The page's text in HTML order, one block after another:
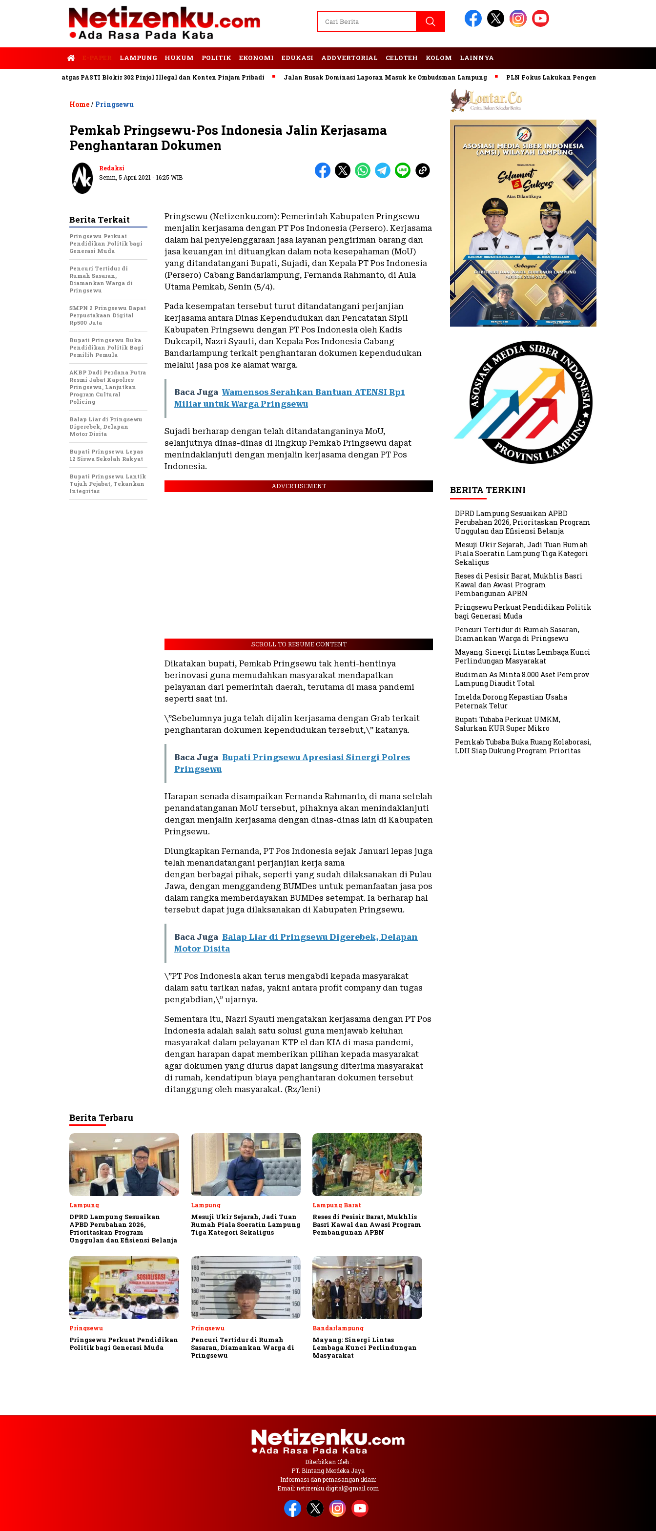
E-PAPER LAMPUNG HUKUM POLITIK EKONOMI EDUKASI ADDVERTORIAL CELOTEH KOLOM LAINNYA
Satgas PASTI Blokir 302 Pinjol Illegal dan Konten Pinjam Pribadi Jalan Rusak Dominasi Laporan Masuk ke Ombudsman Lampung PLN Fokus Lakukan Pengembangan Pembangkit
Home / Pringsewu
Pemkab Pringsewu-Pos Indonesia Jalin Kerjasama
Penghantaran Dokumen
Redaksi
Senin, 5 April 2021 - 16:25 WIB
Pringsewu (Netizenku.com): Pemerintah Kabupaten Pringsewu
menjalin kerjasama dengan PT Pos Indonesia (Persero). Kerjasama
dalam hal penyelenggaraan jasa layanan pengiriman barang dan
jasa keuangan ini dituangkan dalam nota kesepahaman (MoU)
yang ditandatangani Bupati, Sujadi, dan Kepala PT Pos Indonesia
(Persero) Cabang Bandarlampung, Fernanda Rahmanto, di Aula
Utama Pemkab, Senin (5/4).
Pada kesempatan tersebut turut ditandatangani perjanjian
kerjasama antara Dinas Kependudukan dan Pencatatan Sipil
Kabupaten Pringsewu dengan PT Pos Indonesia oleh Kadis
Dukcapil, Nazri Syauti, dan Kepala Pos Indonesia Cabang
Bandarlampung terkait penghantaran dokumen kependudukan
melalui jasa pos ke alamat warga.
Baca Juga Wamensos Serahkan Bantuan ATENSI Rp1
Miliar untuk Warga Pringsewu
Sujadi berharap dengan telah ditandatanganinya MoU,
selanjutnya dinas-dinas di lingkup Pemkab Pringsewu dapat
menindaklanjuti dengan menjalin kerjasama dengan PT Pos
Indonesia.
ADVERTISEMENT
SCROLL TO RESUME CONTENT
Dikatakan bupati, Pemkab Pringsewu tak henti-hentinya
berinovasi guna memudahkan masyarakat mendapatkan
pelayanan dari pemerintah daerah, terutama di masa pandemi
seperti saat ini.
\”Sebelumnya juga telah dijalin kerjasama dengan Grab terkait
penghantaran dokumen kependudukan tersebut,\” katanya.
Baca Juga Bupati Pringsewu Apresiasi Sinergi Polres
Pringsewu
Harapan senada disampaikan Fernanda Rahmanto, di mana setelah
penandatanganan MoU tersebut, pihaknya akan menindaklanjuti
dengan menjalin kerjasama dengan dinas-dinas lain di Kabupaten
Pringsewu.
Diungkapkan Fernanda, PT Pos Indonesia sejak Januari lepas juga
telah menandatangani perjanjian kerja sama
dengan berbagai pihak, seperti yang sudah dilaksanakan di Pulau
Jawa, dengan menggandeng BUMDes untuk pemanfaatan jasa pos
dalam rangka memberdayakan BUMDes setempat. Ia berharap hal
tersebut dapat juga dilaksanakan di Kabupaten Pringsewu.
Baca Juga Balap Liar di Pringsewu Digerebek, Delapan
Motor Disita
\”PT Pos Indonesia akan terus mengabdi kepada masyarakat
dalam satu tarikan nafas, yakni antara profit company dan tugas
pengabdian,\” ujarnya.
Sementara itu, Nazri Syauti mengatakan kerjasama dengan PT Pos
Indonesia adalah salah satu solusi guna menjawab keluhan
masyarakat dalam pelayanan KTP el dan KIA di masa pandemi,
dengan harapan dapat memberikan pilihan kepada masyarakat
agar dokumen yang diurus dapat langsung diterima masyarakat
di rumah, kendatipun biaya penghantaran dokumen tersebut
ditanggung oleh masyarakat. (Rz/leni)
Berita Terkait
Pringsewu Perkuat
Pendidikan Politik bagi
Generasi Muda
Pencuri Tertidur di
Rumah Sasaran,
Diamankan Warga di
Pringsewu
SMPN 2 Pringsewu Dapat
Perpustakaan Digital
Rp500 Juta
Bupati Pringsewu Buka
Pendidikan Politik Bagi
Pemilih Pemula
AKBP Dadi Perdana Putra
Resmi Jabat Kapolres
Pringsewu, Lanjutkan
Program Cultural
Policing
Balap Liar di Pringsewu
Digerebek, Delapan
Motor Disita
Bupati Pringsewu Lepas
12 Siswa Sekolah Rakyat
Bupati Pringsewu Lantik
Tujuh Pejabat, Tekankan
Integritas
Berita Terbaru
Lampung
DPRD Lampung Sesuaikan
APBD Perubahan 2026,
Prioritaskan Program
Unggulan dan Efisiensi Belanja
Lampung
Mesuji Ukir Sejarah, Jadi Tuan
Rumah Piala Soeratin Lampung
Tiga Kategori Sekaligus
Lampung Barat
Reses di Pesisir Barat, Mukhlis
Basri Kawal dan Awasi Program
Pembangunan APBN
Pringsewu
Pringsewu Perkuat Pendidikan
Politik bagi Generasi Muda
Pringsewu
Pencuri Tertidur di Rumah
Sasaran, Diamankan Warga di
Pringsewu
Bandarlampung
Mayang: Sinergi Lintas
Lembaga Kunci Perlindungan
Masyarakat
BERITA TERKINI
DPRD Lampung Sesuaikan APBD
Perubahan 2026, Prioritaskan Program
Unggulan dan Efisiensi Belanja
Mesuji Ukir Sejarah, Jadi Tuan Rumah
Piala Soeratin Lampung Tiga Kategori
Sekaligus
Reses di Pesisir Barat, Mukhlis Basri
Kawal dan Awasi Program
Pembangunan APBN
Pringsewu Perkuat Pendidikan Politik
bagi Generasi Muda
Pencuri Tertidur di Rumah Sasaran,
Diamankan Warga di Pringsewu
Mayang: Sinergi Lintas Lembaga Kunci
Perlindungan Masyarakat
Budiman As Minta 8.000 Aset Pemprov
Lampung Diaudit Total
Imelda Dorong Kepastian Usaha
Peternak Telur
Bupati Tubaba Perkuat UMKM,
Salurkan KUR Super Mikro
Pemkab Tubaba Buka Ruang Kolaborasi,
LDII Siap Dukung Program Prioritas
Diterbitkan Oleh :
PT. Bintang Merdeka Jaya
Informasi dan pemasangan iklan:
Email: netizenku.digital@gmail.com